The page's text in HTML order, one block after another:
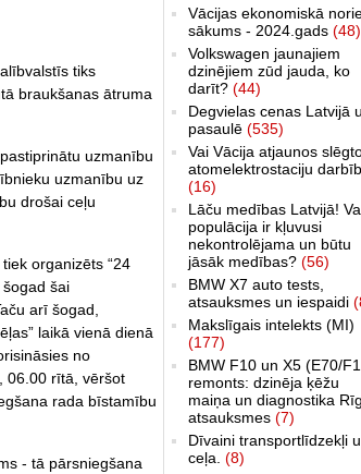
tiks
braukšanas ātruma
uzmanību
uzmanību uz
drošai ceļu
organizēts “24
šai
arī šogad,
laikā vienā dienā
no
06.00 rītā, vēršot
rada bīstamību
- tā pārsniegšana
Vācijas ekonomiskā
sākums - 2024.gads (48)
Volkswagen jaunajiem
dzinējiem zūd jauda, ko
darīt? (44)
Degvielas cenas Latvijā
pasaulē (535)
Vai Vācija atjaunos
atomelektrostaciju
(16)
Lāču medības Latvijā!
populācija ir kļuvusi
nekontrolējama un būtu
jāsāk medības? (56)
BMW X7 auto tests,
atsauksmes un iespaidi
Makslīgais intelekts (MI)
(177)
BMW F10 un X5 (E70/
remonts: dzinēja ķēžu
maiņa un diagnostika
atsauksmes (7)
Dīvaini transportlīdzekļi
ceļa. (8)